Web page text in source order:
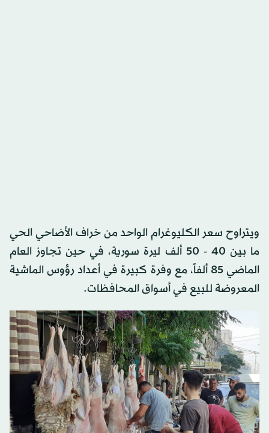
ويتراوح سعر الكليوغرام الواحد من خراف الأضاحي الحي
ما بين 40 - 50 ألف ليرة سورية، في حين تجاوز العام
الماضي 85 ألفاً، مع وفرة كبيرة في أعداد رؤوس الماشية
المعروضة للبيع في أسواق المحافظات.